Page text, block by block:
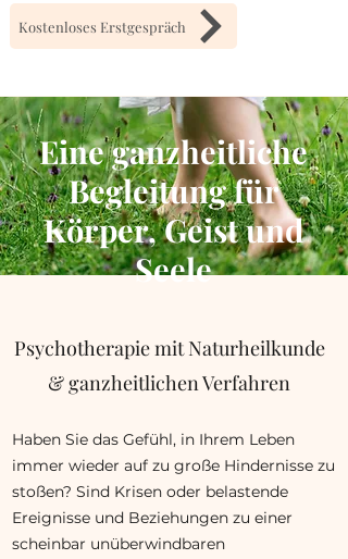
Kostenloses Erstgespräch
Eine ganzheitliche
Begleitung für
Körper, Geist und
Seele
Psychotherapie mit Naturheilkunde
& ganzheitlichen Verfahren
Haben Sie das Gefühl, in Ihrem Leben
immer wieder auf zu große Hindernisse zu
stoßen? Sind Krisen oder belastende
Ereignisse und Beziehungen zu einer
scheinbar unüberwindbaren